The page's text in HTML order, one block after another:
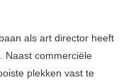
als art director heeft
. Naast commerciële
plekken vast te